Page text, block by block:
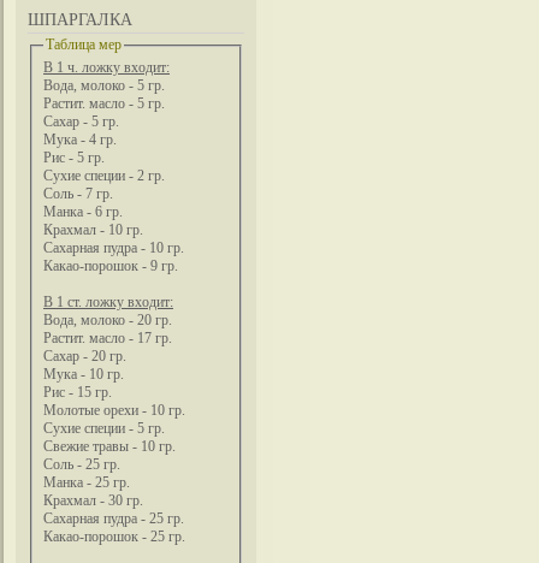
ШПАРГАЛКА
Таблица мер
В 1 ч. ложку входит:
Вода, молоко - 5 гр.
Растит. масло - 5 гр.
Сахар - 5 гр.
Мука - 4 гр.
Рис - 5 гр.
Сухие специи - 2 гр.
Соль - 7 гр.
Манка - 6 гр.
Крахмал - 10 гр.
Сахарная пудра - 10 гр.
Какао-порошок - 9 гр.
В 1 ст. ложку входит:
Вода, молоко - 20 гр.
Растит. масло - 17 гр.
Сахар - 20 гр.
Мука - 10 гр.
Рис - 15 гр.
Молотые орехи - 10 гр.
Сухие специи - 5 гр.
Свежие травы - 10 гр.
Соль - 25 гр.
Манка - 25 гр.
Крахмал - 30 гр.
Сахарная пудра - 25 гр.
Какао-порошок - 25 гр.